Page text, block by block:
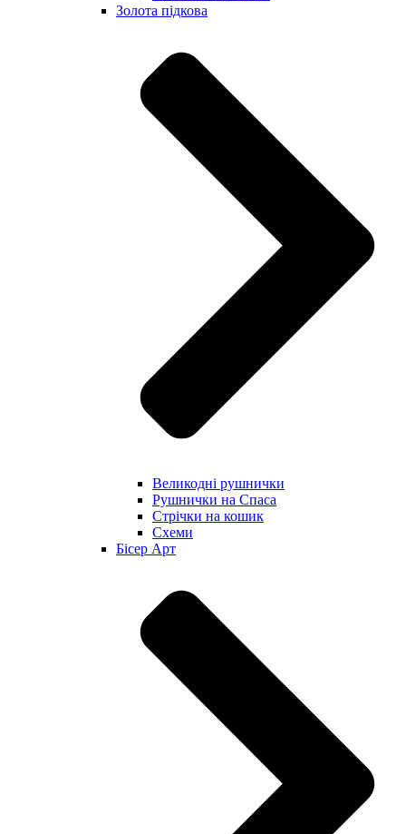
Золота підкова
Великодні рушнички
Рушнички на Спаса
Стрічки на кошик
Схеми
Бісер Арт